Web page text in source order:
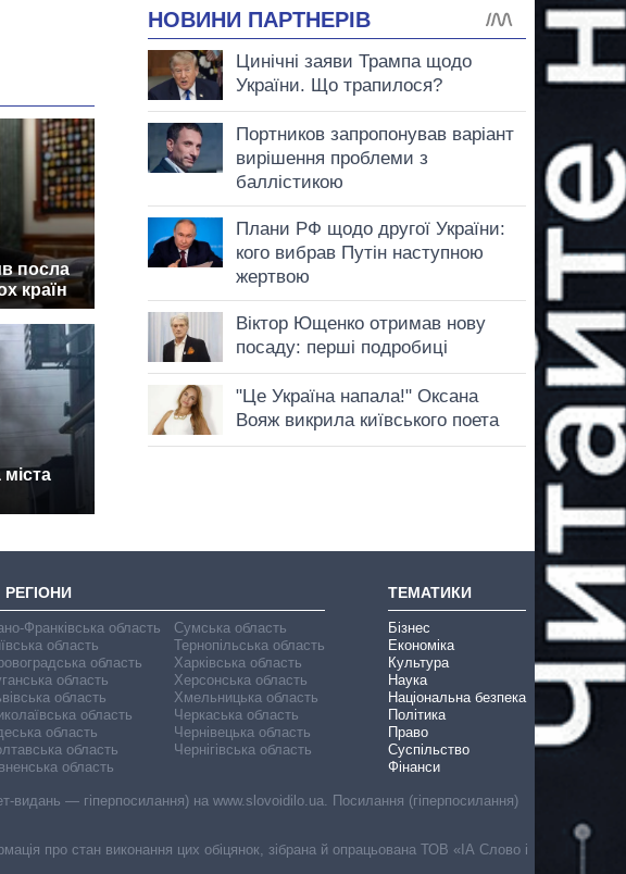
посла
країн
міста
РЕГІОНИ
Франківська область
область
область
область
область
область
область
область
область
Сумська область
Тернопільська область
Харківська область
Херсонська область
Хмельницька область
Черкаська область
Чернівецька область
Чернігівська область
ТЕМАТИКИ
Бізнес
Економіка
Культура
Наука
Національна безпека
Політика
Право
Суспільство
Фінанси
видань — гіперпосилання) на www.slovoidilo.ua. Посилання (гіперпосилання)
про стан виконання цих обіцянок, зібрана й опрацьована ТОВ «ІА Слово і